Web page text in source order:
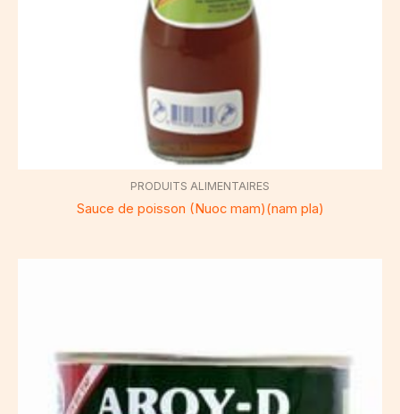
PRODUITS ALIMENTAIRES
Sauce de poisson (Nuoc mam)(nam pla)